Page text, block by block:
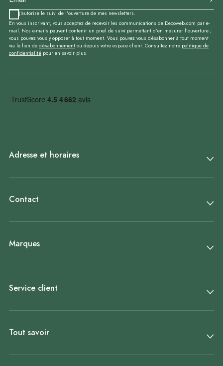
J'autorise le suivi de l'ouverture de mes newsletters.
En vous inscrivant, vous acceptez de recevoir les communications de Decoweb.com par e-
mail. Nos e-mails peuvent contenir un pixel de suivi permettant d’en mesurer l’ouverture ;
vous pouvez vous y opposer à tout moment. Vous pouvez vous désabonner à tout moment
via le lien de désabonnement ou depuis votre espace client. Consultez notre politique de
confidentialité pour en savoir plus.
Adresse et horaires
Contact
Marques
Service client
Tout savoir